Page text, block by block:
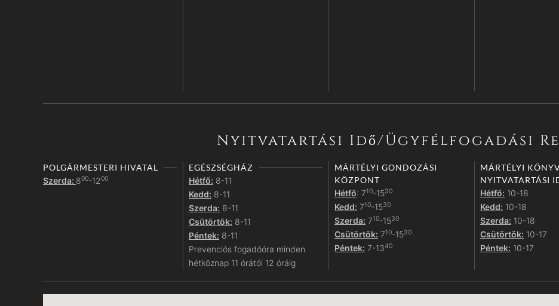
Nyitvatartási Idő/ügyfélfogadási
POLGÁRMESTERI HIVATAL
Szerda: 800-1200
EGÉSZSÉGHÁZ
Hétfő: 8-11
Kedd: 8-11
Szerda: 8-11
Csütörtök: 8-11
Péntek: 8-11
Prevenciós fogadóóra minden
hétköznap 11 órától 12 óráig
MÁRTÉLYI GONDOZÁSI
KÖZPONT
Hétfő: 710-1530
Kedd: 710-1530
Szerda: 710-1530
Csütörtök: 710-1530
Péntek: 7-1340
MÁRTÉLYI
NYITVATARTÁSI
Hétfő: 10-18
Kedd: 10-18
Szerda: 10-18
Csütörtök: 10-17
Péntek: 10-17